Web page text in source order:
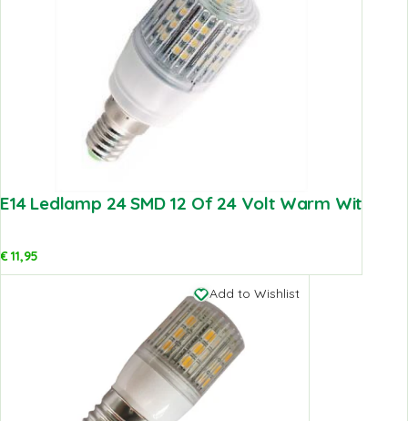
E14 Ledlamp 24 SMD 12 Of 24 Volt Warm Wit
€11,95
Add to Wishlist